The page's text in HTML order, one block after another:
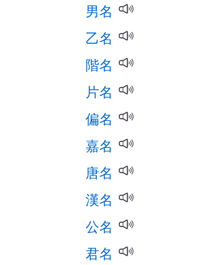
男名
乙名
階名
片名
偏名
嘉名
唐名
漢名
公名
君名